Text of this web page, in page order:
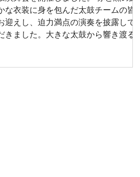
な衣装に身を包んだ太鼓チームの皆様
迎えし、迫力満点の演奏を披露してい
きました。大きな太鼓から響き渡る力